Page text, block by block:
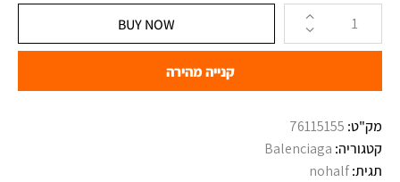
BUY NOW
קנייה מהירה
מק"ט: 76115155
קטגוריה: Balenciaga
תגית:nohalf